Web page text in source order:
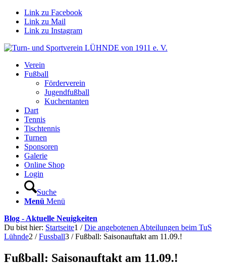
Link zu Facebook
Link zu Mail
Link zu Instagram
Verein
Fußball
Förderverein
Jugendfußball
Kuchentanten
Dart
Tennis
Tischtennis
Turnen
Sponsoren
Galerie
Online Shop
Login
Suche
Menü Menü
Blog - Aktuelle Neuigkeiten
Du bist hier: Startseite1 / Die angebotenen Abteilungen beim TuS
Lühnde2 / Fussball3 / Fußball: Saisonauftakt am 11.09.!
Fußball: Saisonauftakt am 11.09.!